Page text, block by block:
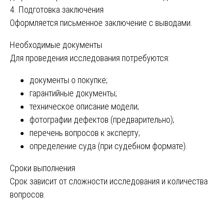
4. Подготовка заключения
Оформляется письменное заключение с выводами.
Необходимые документы
Для проведения исследования потребуются:
документы о покупке;
гарантийные документы;
техническое описание модели;
фотографии дефектов (предварительно);
перечень вопросов к эксперту;
определение суда (при судебном формате).
Сроки выполнения
Срок зависит от сложности исследования и количества
вопросов.